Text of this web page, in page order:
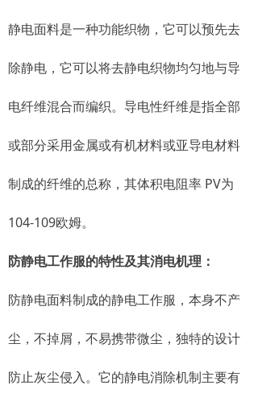
静电面料是一种功能织物，它可以预先去
除静电，它可以将去静电织物均匀地与导
电纤维混合而编织。导电性纤维是指全部
或部分采用金属或有机材料或亚导电材料
制成的纤维的总称，其体积电阻率 PV为
104-109欧姆。
防静电工作服的特性及其消电机理：
防静电面料制成的静电工作服，本身不产
尘，不掉屑，不易携带微尘，独特的设计
防止灰尘侵入。它的静电消除机制主要有